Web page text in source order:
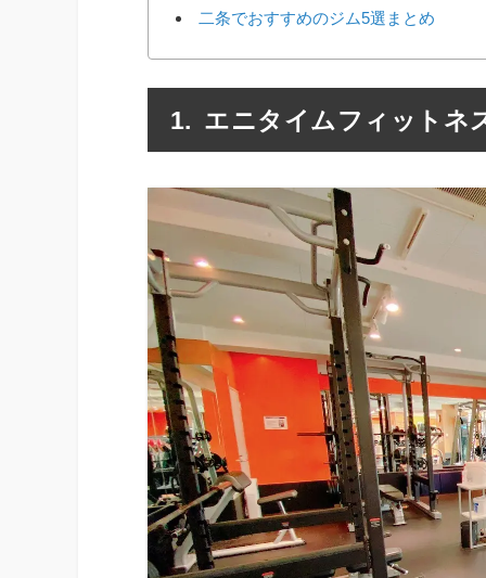
二条でおすすめのジム5選まとめ
エニタイムフィットネ